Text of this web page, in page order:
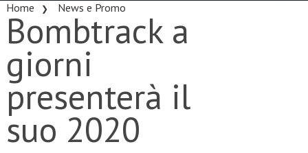
Home News e Promo
Bombtrack a
giorni
presenterà il
suo 2020